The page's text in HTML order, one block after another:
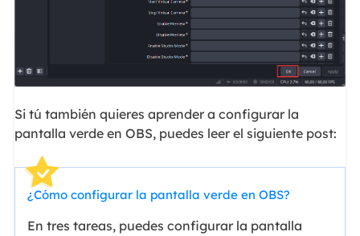
Si tú también quieres aprender a configurar la
pantalla verde en OBS, puedes leer el siguiente post:
¿Cómoconfigurar la pantalla verde en OBS?
En tres tareas, puedes configurar la pantalla